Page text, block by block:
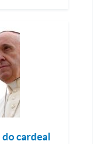
do cardeal